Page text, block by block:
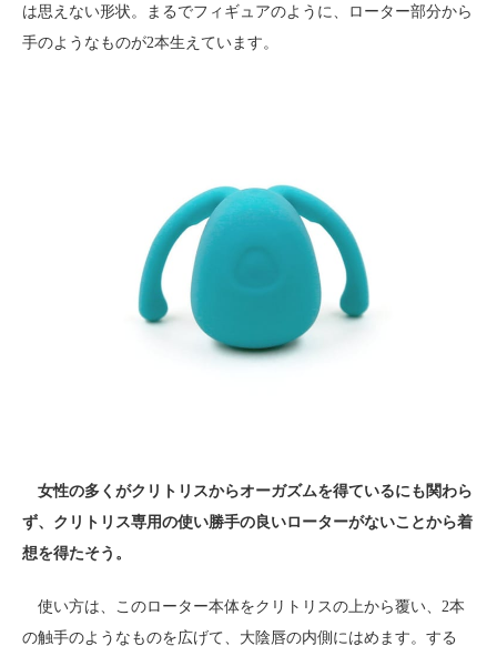
は思えない形状。まるでフィギュアのように、ローター部分から
手のようなものが2本生えています。
女性の多くがクリトリスからオーガズムを得ているにも関わら
ず、クリトリス専用の使い勝手の良いローターがないことから着
想を得たそう。
使い方は、このローター本体をクリトリスの上から覆い、2本
の触手のようなものを広げて、大陰唇の内側にはめます。する